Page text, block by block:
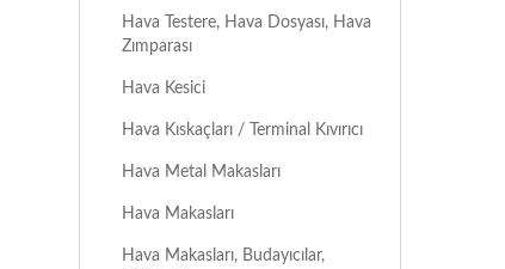
Hava Testere, Hava Dosyası, Hava
Zımparası
Hava Kesici
Hava Kıskaçları / Terminal Kıvırıcı
Hava Metal Makasları
Hava Makasları
Hava Makasları, Budayıcılar,